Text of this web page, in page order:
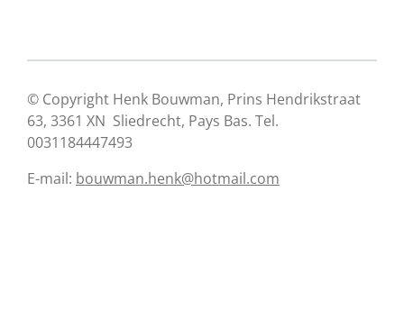
© Copyright Henk Bouwman, Prins Hendrikstraat
63, 3361 XN Sliedrecht, Pays Bas. Tel.
0031184447493
E-mail: bouwman.henk@hotmail.com